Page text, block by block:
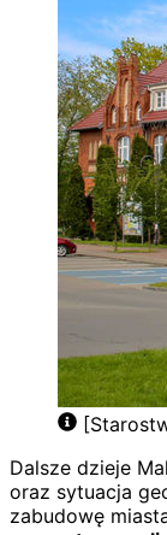
Dalsze dzieje
oraz sytuacja
zabudowę